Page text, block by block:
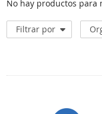
No hay productos para
Filtrar por